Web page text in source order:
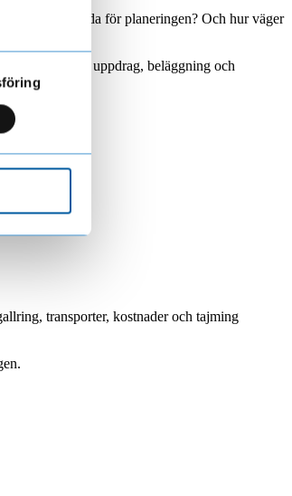
betyda för planeringen? Och hur väger
mot uppdrag, beläggning och
transporter, kostnader och tajming